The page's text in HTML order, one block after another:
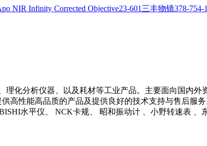
理化分析仪器、以及耗材等工业产品。主要面向国内
高性能高品质的产品及提供良好的技术支持与售后服
水平仪、 NCK卡规、 昭和振动计 、小野转速表 、